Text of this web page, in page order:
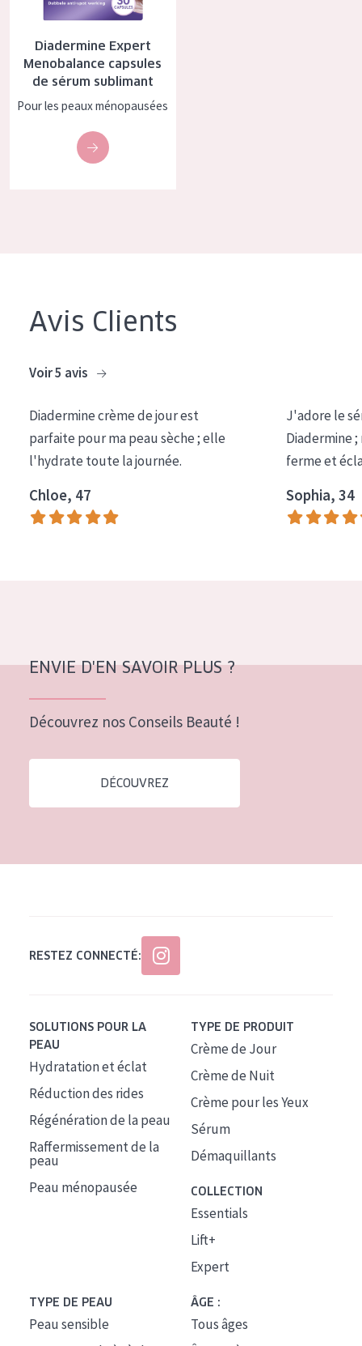
Diadermine Expert
Menobalance capsules
de sérum sublimant
Pour les peaux ménopausées
Avis Clients
Voir 5 avis
Diadermine crème de jour est
parfaite pour ma peau sèche ; elle
l'hydrate toute la journée.
Chloe, 47
J'adore le
Diadermine
ferme et
Sophia, 34
ENVIE D'EN SAVOIR PLUS ?
Découvrez nos Conseils Beauté !
DÉCOUVREZ
RESTEZ CONNECTÉ:
SOLUTIONS POUR LA
PEAU
Hydratation et éclat
Réduction des rides
Régénération de la peau
Raffermissement de la
peau
Peau ménopausée
TYPE DE PRODUIT
Crème de Jour
Crème de Nuit
Crème pour les Yeux
Sérum
Démaquillants
COLLECTION
Essentials
Lift+
Expert
TYPE DE PEAU
Peau sensible
ÂGE :
Tous âges